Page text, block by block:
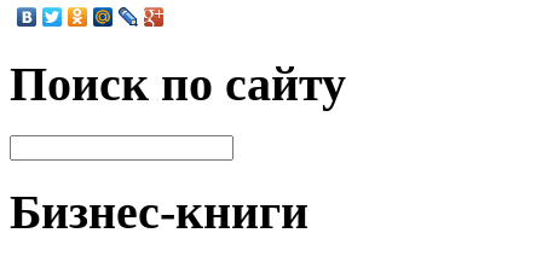
Поиск по сайту
Бизнес-книги